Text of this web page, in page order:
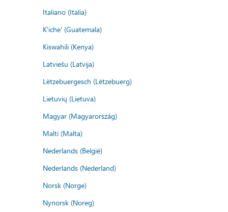
Italiano (Italia)
K'iche' (Guatemala)
Kiswahili (Kenya)
Latviešu (Latvija)
Lëtzebuergesch (Lëtzebuerg)
Lietuvių (Lietuva)
Magyar (Magyarország)
Malti (Malta)
Nederlands (België)
Nederlands (Nederland)
Norsk (Norge)
Nynorsk (Noreg)